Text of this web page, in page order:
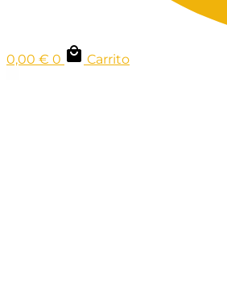
0,00 € 0 Carrito